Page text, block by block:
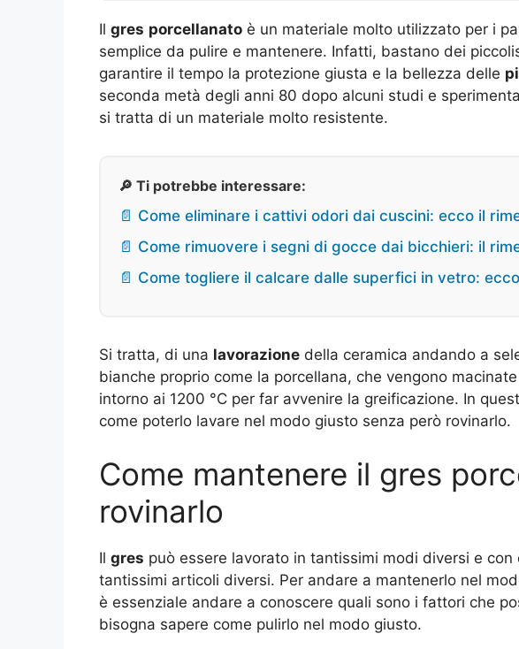
Il gres porcellanato è un materiale molto utilizzato per i
semplice da pulire e mantenere. Infatti, bastano dei
garantire il tempo la protezione giusta e la bellezza delle
seconda metà degli anni 80 dopo alcuni studi e
si tratta di un materiale molto resistente.
🔎 Ti potrebbe interessare:
📄 Come eliminare i cattivi odori dai cuscini: ecco il
📄 Come rimuovere i segni di gocce dai bicchieri: il
📄 Come togliere il calcare dalle superfici in vetro:
Si tratta, di una lavorazione della ceramica andando a
bianche proprio come la porcellana, che vengono
intorno ai 1200 °C per far avvenire la greificazione. In
come poterlo lavare nel modo giusto senza però rovinarlo.
Come mantenere il gres
rovinarlo
Il gres può essere lavorato in tantissimi modi diversi e con
tantissimi articoli diversi. Per andare a mantenerlo nel
è essenziale andare a conoscere quali sono i fattori che
bisogna sapere come pulirlo nel modo giusto.